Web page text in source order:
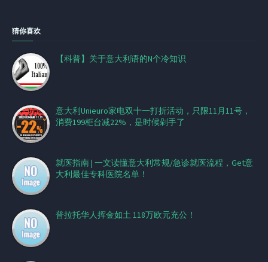
猜你喜欢
【科普】关于意大利语的N个冷知识
意大利Unieuro家电双十一打折活动，只限11月11号，
消费199柜台减22%，是时候剁手了
就医指南 | 一文读懂意大利常规/急诊就医流程，Get意
大利最佳专科医院名单！
普拉托华人挥金如土 118万欧元充公！